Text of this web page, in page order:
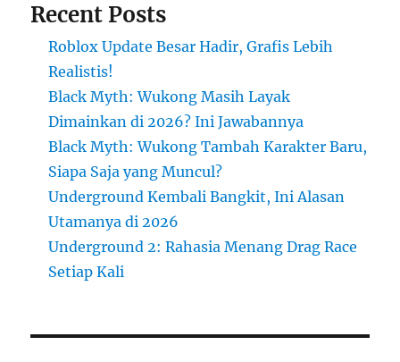
Recent Posts
Roblox Update Besar Hadir, Grafis Lebih
Realistis!
Black Myth: Wukong Masih Layak
Dimainkan di 2026? Ini Jawabannya
Black Myth: Wukong Tambah Karakter Baru,
Siapa Saja yang Muncul?
Underground Kembali Bangkit, Ini Alasan
Utamanya di 2026
Underground 2: Rahasia Menang Drag Race
Setiap Kali